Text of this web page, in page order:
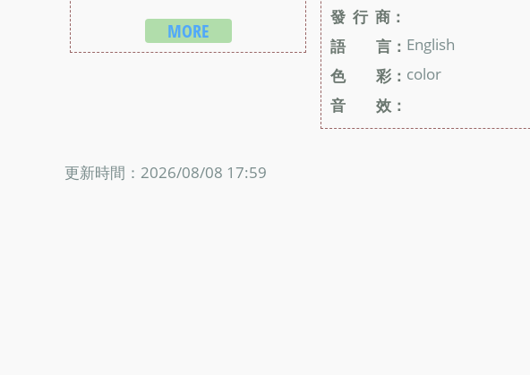
MORE
發 行 商：
語 言： English
色 彩： color
音 效：
更新時間：2026/08/08 17:59